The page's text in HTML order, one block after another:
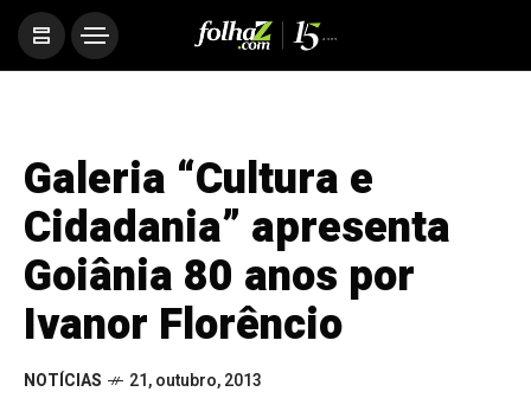
Galeria “Cultura e
Cidadania” apresenta
Goiânia 80 anos por
Ivanor Florêncio
NOTÍCIAS 21, outubro, 2013